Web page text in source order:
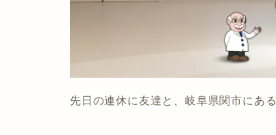
先日の連休に友達と、岐阜県関市にある